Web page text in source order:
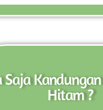
Saja
Hitam ?